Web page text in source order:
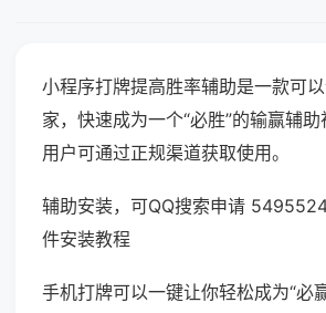
小程序打牌提高胜率辅助是一款可
家，快速成为一个“必胜”的输赢辅
用户可通过正规渠道获取使用。
辅助安装，可QQ搜索申请
件安装教程
手机打牌可以一键让你轻松成为“必